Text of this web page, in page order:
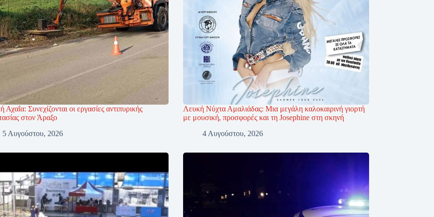
Αχαΐα: Συνεχίζονται οι εργασίες αντιπυρικής
στον Άραξο
5 Αυγούστου, 2026
Λευκή Νύχτα Αμαλιάδας: Μια μεγάλη καλοκαιρινή γιορτή
με μουσική, προσφορές και τη Josephine στη σκηνή
4 Αυγούστου, 2026